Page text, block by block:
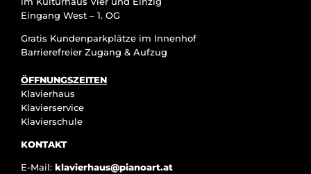
Eingang West – 1. OG
Gratis Kundenparkplätze im Innenhof
Barrierefreier Zugang & Aufzug
ÖFFNUNGSZEITEN
Klavierhaus
Klavierservice
Klavierschule
KONTAKT
E-Mail: klavierhaus@pianoart.at